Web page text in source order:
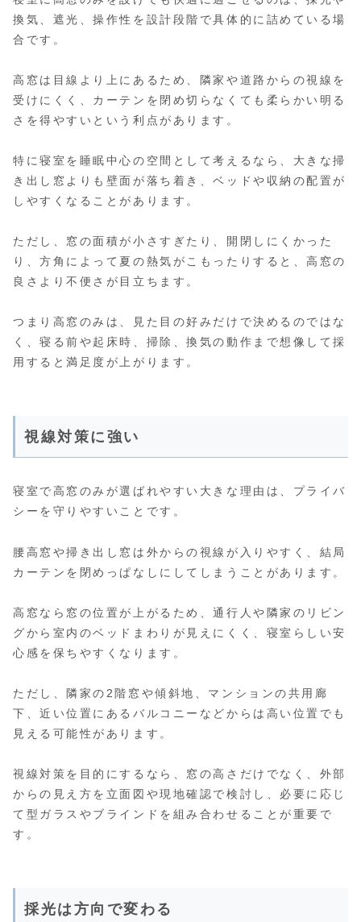
換気、遮光、操作性を設計段階で具体的に詰めている場
合です。
高窓は目線より上にあるため、隣家や道路からの視線を
受けにくく、カーテンを閉め切らなくても柔らかい明る
さを得やすいという利点があります。
特に寝室を睡眠中心の空間として考えるなら、大きな掃
き出し窓よりも壁面が落ち着き、ベッドや収納の配置が
しやすくなることがあります。
ただし、窓の面積が小さすぎたり、開閉しにくかった
り、方角によって夏の熱気がこもったりすると、高窓の
良さより不便さが目立ちます。
つまり高窓のみは、見た目の好みだけで決めるのではな
く、寝る前や起床時、掃除、換気の動作まで想像して採
用すると満足度が上がります。
視線対策に強い
寝室で高窓のみが選ばれやすい大きな理由は、プライバ
シーを守りやすいことです。
腰高窓や掃き出し窓は外からの視線が入りやすく、結局
カーテンを閉めっぱなしにしてしまうことがあります。
高窓なら窓の位置が上がるため、通行人や隣家のリビン
グから室内のベッドまわりが見えにくく、寝室らしい安
心感を保ちやすくなります。
ただし、隣家の2階窓や傾斜地、マンションの共用廊
下、近い位置にあるバルコニーなどからは高い位置でも
見える可能性があります。
視線対策を目的にするなら、窓の高さだけでなく、外部
からの見え方を立面図や現地確認で検討し、必要に応じ
て型ガラスやブラインドを組み合わせることが重要で
す。
採光は方向で変わる